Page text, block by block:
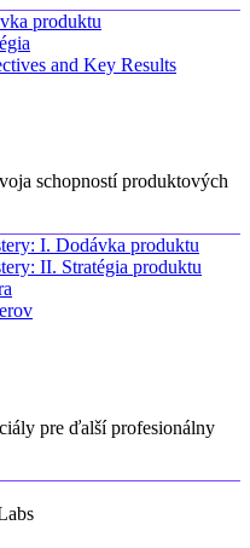
produktu
and Key Results
schopností produktových
I. Dodávka produktu
II. Stratégia produktu
pre ďalší profesionálny